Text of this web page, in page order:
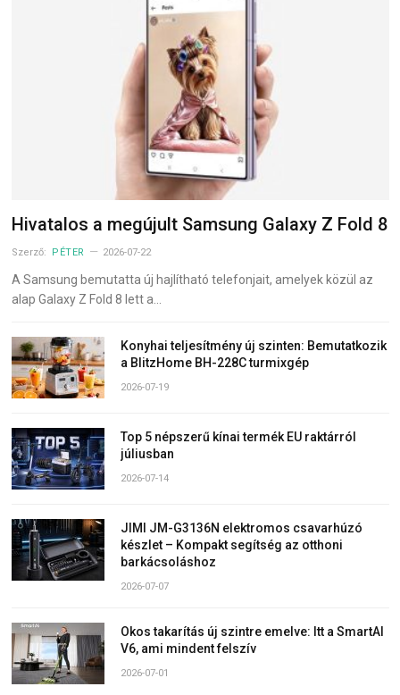
Hivatalos a megújult Samsung Galaxy Z Fold 8
Szerző: PÉTER 2026-07-22
A Samsung bemutatta új hajlítható telefonjait, amelyek közül az
alap Galaxy Z Fold 8 lett a…
Konyhai teljesítmény új szinten: Bemutatkozik
a BlitzHome BH-228C turmixgép
2026-07-19
Top 5 népszerű kínai termék EU raktárról
júliusban
2026-07-14
JIMI JM-G3136N elektromos csavarhúzó
készlet – Kompakt segítség az otthoni
barkácsoláshoz
2026-07-07
Okos takarítás új szintre emelve: Itt a SmartAI
V6, ami mindent felszív
2026-07-01